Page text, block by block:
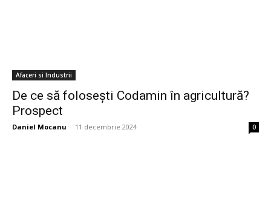
Afaceri si Industrii
De ce să folosești Codamin în agricultură?
Prospect
Daniel Mocanu - 11 decembrie 2024 0